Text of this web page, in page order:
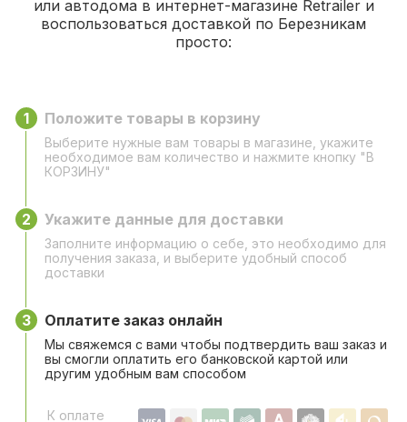
или автодома в интернет-магазине Retrailer и
воспользоваться доставкой по Березникам
просто:
1 Положите товары в корзину
Выберите нужные вам товары в магазине, укажите
необходимое вам количество и нажмите кнопку "В
КОРЗИНУ"
2 Укажите данные для доставки
Заполните информацию о себе, это необходимо для
получения заказа, и выберите удобный способ
доставки
3 Оплатите заказ онлайн
Мы свяжемся с вами чтобы подтвердить ваш заказ и
вы смогли оплатить его банковской картой или
другим удобным вам способом
К оплате